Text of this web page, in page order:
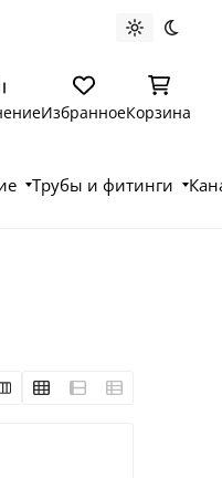
Светлая
ИзбранноеКорзина
Трубы и фитинги